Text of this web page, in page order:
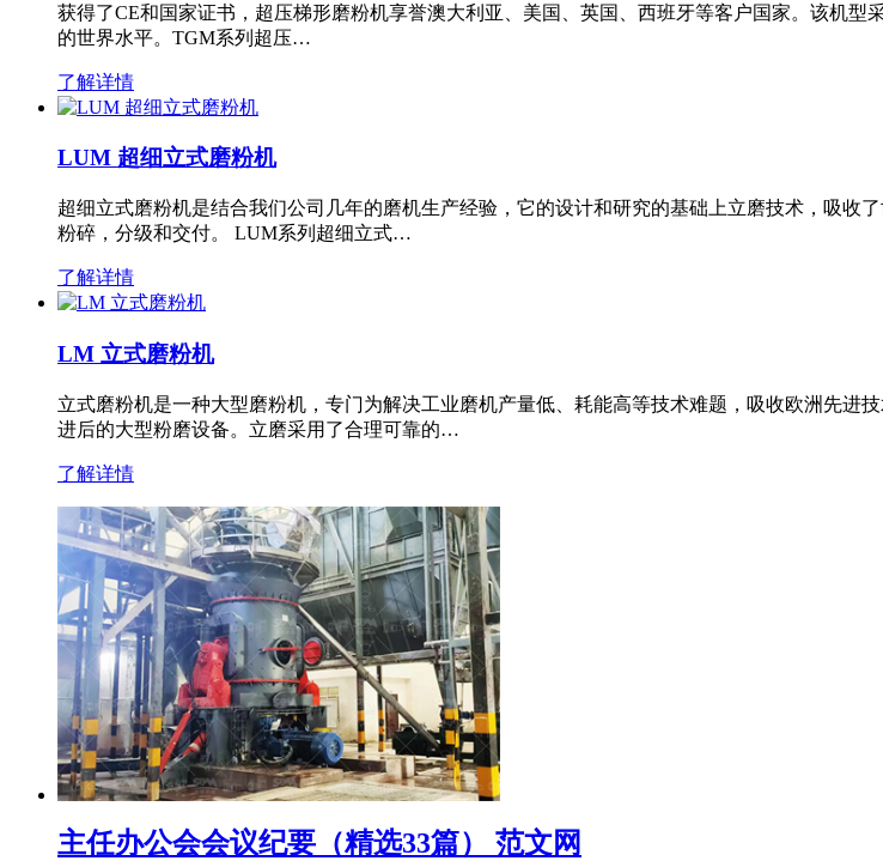
获得了CE和国家证书，超压梯形磨粉机享誉澳大利亚、美国、英国、西班牙等客户国家。该机
的世界水平。TGM系列超压…
了解详情
LUM 超细立式磨粉机
超细立式磨粉机是结合我们公司几年的磨机生产经验，它的设计和研究的基础上立磨技术，吸收
粉碎，分级和交付。 LUM系列超细立式…
了解详情
LM 立式磨粉机
立式磨粉机是一种大型磨粉机，专门为解决工业磨机产量低、耗能高等技术难题，吸收欧洲先进
进后的大型粉磨设备。立磨采用了合理可靠的…
了解详情
主任办公会会议纪要（精选33篇） 范文网